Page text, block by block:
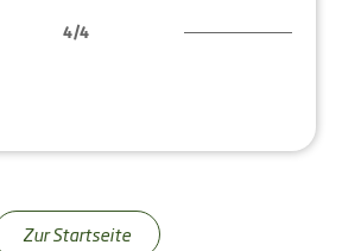
4/4
Zur Startseite